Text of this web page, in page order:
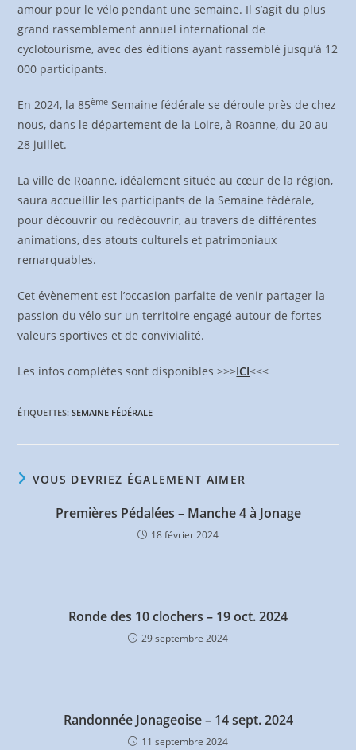
amour pour le vélo pendant une semaine. Il s’agit du plus
grand rassemblement annuel international de
cyclotourisme, avec des éditions ayant rassemblé jusqu’à 12
000 participants.
En 2024, la 85ème Semaine fédérale se déroule près de chez
nous, dans le département de la Loire, à Roanne, du 20 au
28 juillet.
La ville de Roanne, idéalement située au cœur de la région,
saura accueillir les participants de la Semaine fédérale,
pour découvrir ou redécouvrir, au travers de différentes
animations, des atouts culturels et patrimoniaux
remarquables.
Cet évènement est l’occasion parfaite de venir partager la
passion du vélo sur un territoire engagé autour de fortes
valeurs sportives et de convivialité.
Les infos complètes sont disponibles >>>ICI<<<
ÉTIQUETTES:SEMAINE FÉDÉRALE
VOUS DEVRIEZ ÉGALEMENT AIMER
Premières Pédalées – Manche 4 à Jonage
18 février 2024
Ronde des 10 clochers – 19 oct. 2024
29 septembre 2024
Randonnée Jonageoise – 14 sept. 2024
11 septembre 2024